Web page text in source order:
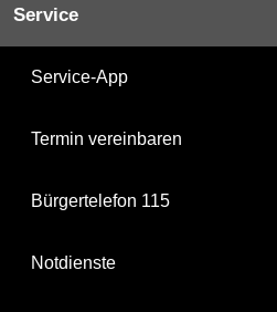
Service
Service-App
Termin vereinbaren
Bürgertelefon 115
Notdienste